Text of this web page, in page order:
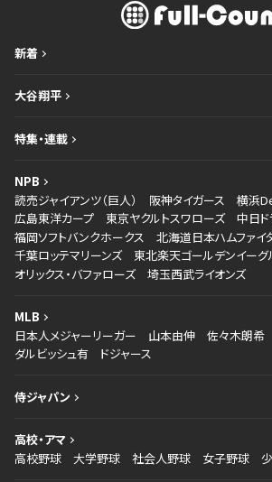
新着
大谷翔平
特集・連載
NPB
読売ジャイアンツ（巨人）
阪神タイガース
横浜
広島東洋カープ
東京ヤクルトスワローズ
中日ド
福岡ソフトバンクホークス
北海道日本ハムファイ
千葉ロッテマリーンズ
東北楽天ゴールデンイーグ
オリックス・バファローズ
埼玉西武ライオンズ
MLB
日本人メジャーリーガー
山本由伸 佐々木朗希
ダルビッシュ有
ドジャース
侍ジャパン
高校・アマ
高校野球
大学野球 社会人野球 女子野球